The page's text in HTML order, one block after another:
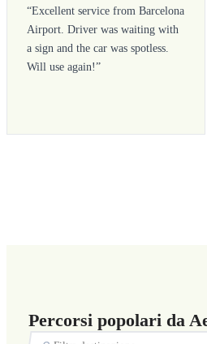
“Excellent service from Barcelona
Airport. Driver was waiting with
a sign and the car was spotless.
Will use again!”
Percorsi popolari da